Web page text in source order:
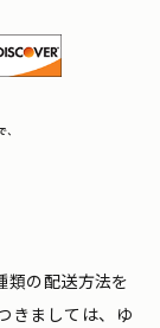
類の配送方法を
きましては、ゆ